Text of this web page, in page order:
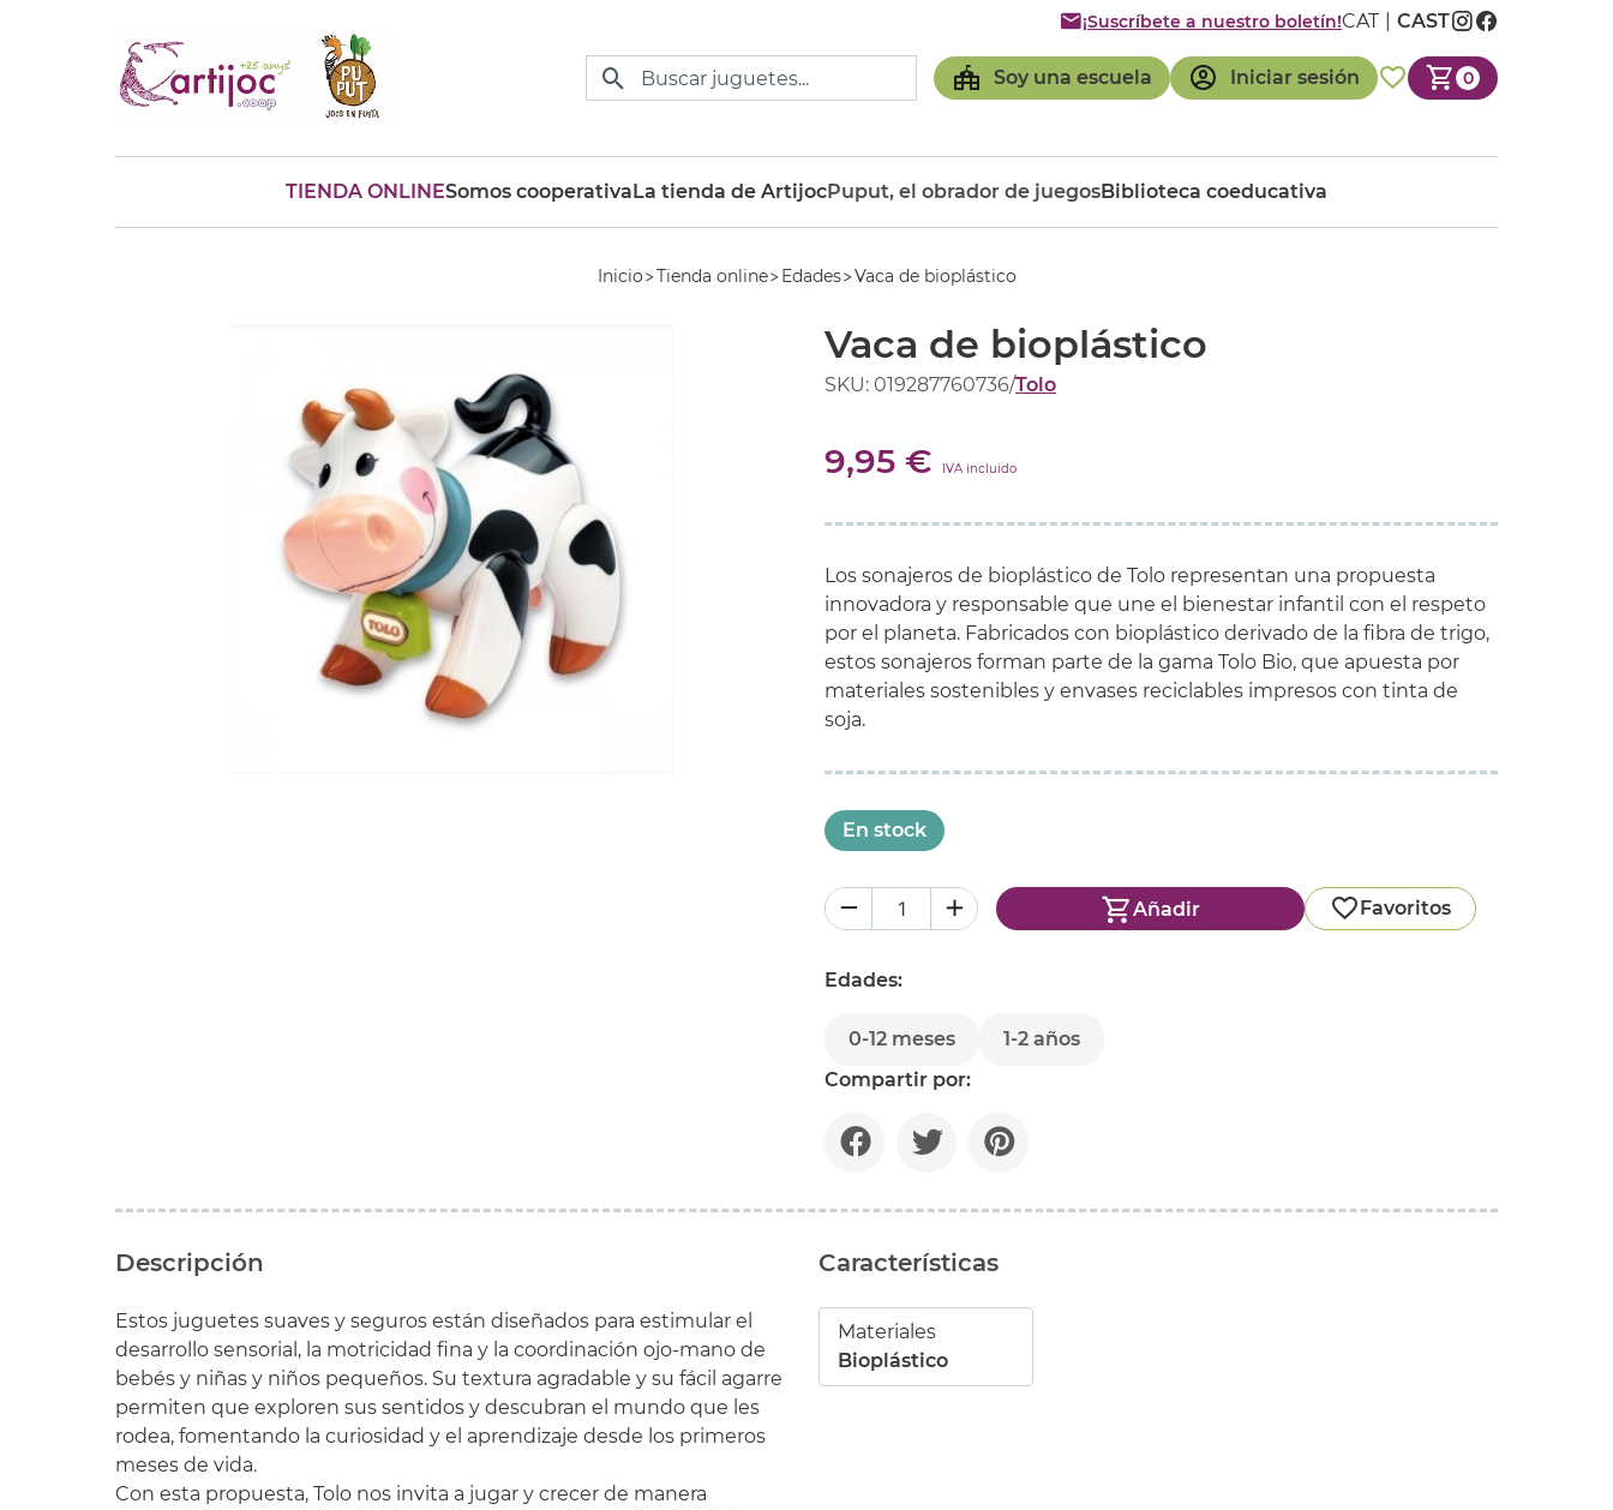
Soy una escuela Iniciar sesión 0
¡Suscríbete a nuestro boletín!CAT CAST
TIENDA ONLINESomos cooperativaLa tienda de ArtijocPuput, el obrador de juegosBiblioteca coeducativa
Inicio Tienda online Edades Vaca de bioplástico
Vaca de bioplástico
SKU: 019287760736/Tolo
9,95 € IVA incluido
Los sonajeros de bioplástico de Tolo representan una propuesta
innovadora y responsable que une el bienestar infantil con el respeto
por el planeta. Fabricados con bioplástico derivado de la fibra de trigo,
estos sonajeros forman parte de la gama Tolo Bio, que apuesta por
materiales sostenibles y envases reciclables impresos con tinta de
soja.
En stock
Añadir Favoritos
Edades:
0-12 meses
1-2 años
Compartir por:
Descripción
Estos juguetes suaves y seguros están diseñados para estimular el
desarrollo sensorial, la motricidad fina y la coordinación ojo-mano de
bebés y niñas y niños pequeños. Su textura agradable y su fácil agarre
permiten que exploren sus sentidos y descubran el mundo que les
rodea, fomentando la curiosidad y el aprendizaje desde los primeros
meses de vida.
Con esta propuesta, Tolo nos invita a jugar y crecer de manera
Características
Materiales
Bioplástico